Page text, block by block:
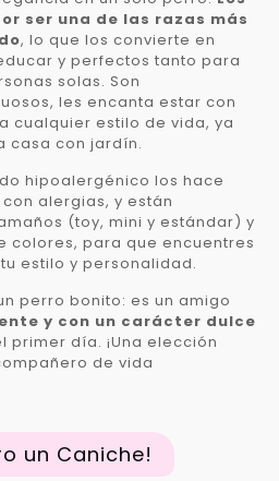
ser una de las razas más
, lo que los convierte en
y perfectos tanto para
solas. Son
les encanta estar con
cualquier estilo de vida, ya
casa con jardín.
hipoalergénico los hace
alergias, y están
(toy, mini y estándar) y
colores, para que encuentres
estilo y personalidad.
perro bonito: es un amigo
y con un carácter dulce
primer día. ¡Una elección
de vida
un Caniche!